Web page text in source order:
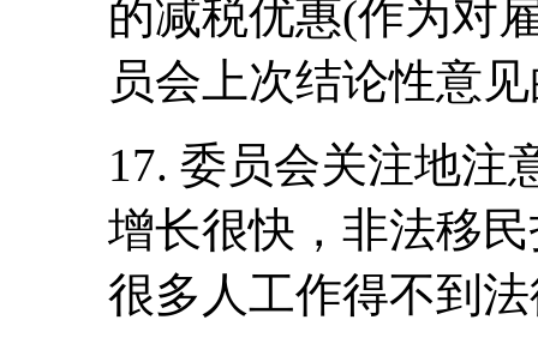
的减税优惠(作为对
员会上次结论性意
17. 委员会关注地注
增长很快，非法移
很多人工作得不到